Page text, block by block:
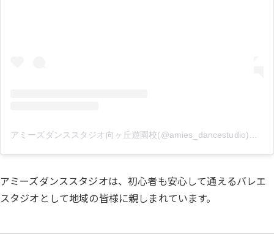
アミーズダンススタジオは、初心者も安心して通えるバレエ
スタジオとして地域の皆様に親しまれています。